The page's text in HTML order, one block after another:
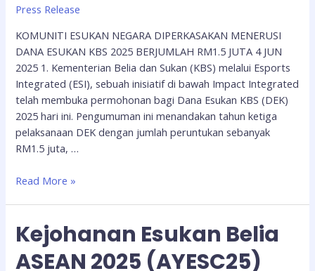
Press Release
KOMUNITI ESUKAN NEGARA DIPERKASAKAN MENERUSI
DANA ESUKAN KBS 2025 BERJUMLAH RM1.5 JUTA 4 JUN
2025 1. Kementerian Belia dan Sukan (KBS) melalui Esports
Integrated (ESI), sebuah inisiatif di bawah Impact Integrated
telah membuka permohonan bagi Dana Esukan KBS (DEK)
2025 hari ini. Pengumuman ini menandakan tahun ketiga
pelaksanaan DEK dengan jumlah peruntukan sebanyak
RM1.5 juta, …
Read More »
Kejohanan Esukan Belia
ASEAN 2025 (AYESC25)